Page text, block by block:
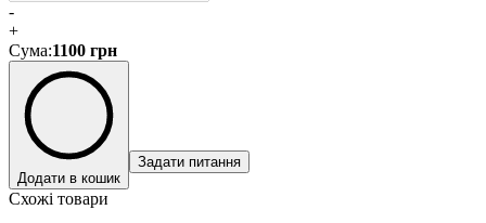
-
+
Сума:1100 грн
Додати в кошик
Задати питання
Схожі товари